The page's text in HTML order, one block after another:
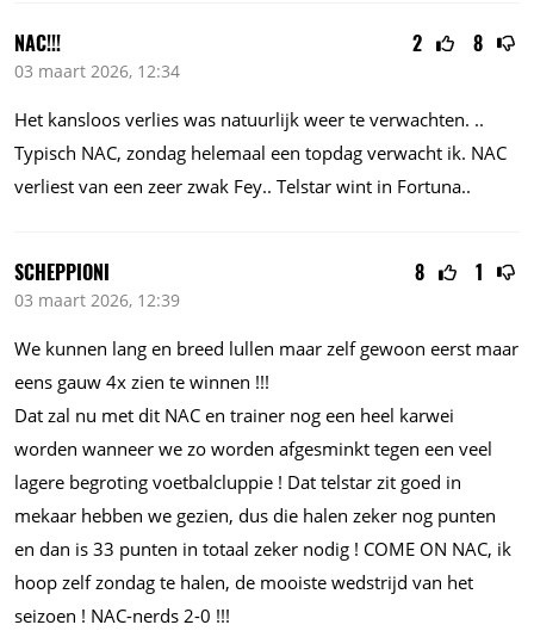
2 8
NAC!!!
03 maart 2026, 12:34
Het kansloos verlies was natuurlijk weer te verwachten. ..
Typisch NAC, zondag helemaal een topdag verwacht ik. NAC
verliest van een zeer zwak Fey.. Telstar wint in Fortuna..
8 1
SCHEPPIONI
03 maart 2026, 12:39
We kunnen lang en breed lullen maar zelf gewoon eerst maar
eens gauw 4x zien te winnen !!!
Dat zal nu met dit NAC en trainer nog een heel karwei
worden wanneer we zo worden afgesminkt tegen een veel
lagere begroting voetbalcluppie ! Dat telstar zit goed in
mekaar hebben we gezien, dus die halen zeker nog punten
en dan is 33 punten in totaal zeker nodig ! COME ON NAC, ik
hoop zelf zondag te halen, de mooiste wedstrijd van het
seizoen ! NAC-nerds 2-0 !!!